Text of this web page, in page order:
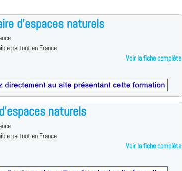
d'espaces naturels
partout en France
Voir la fiche complète
naturels
partout en France
Voir la fiche complète